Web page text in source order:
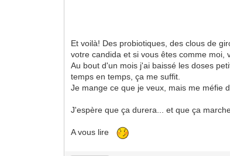
Et voilà! Des probiotiques, des clous de
votre candida et si vous êtes comme moi,
Au bout d'un mois j'ai baissé les doses
temps en temps, ça me suffit.
Je mange ce que je veux, mais me méfie
J'espère que ça durera... et que ça
A vous lire